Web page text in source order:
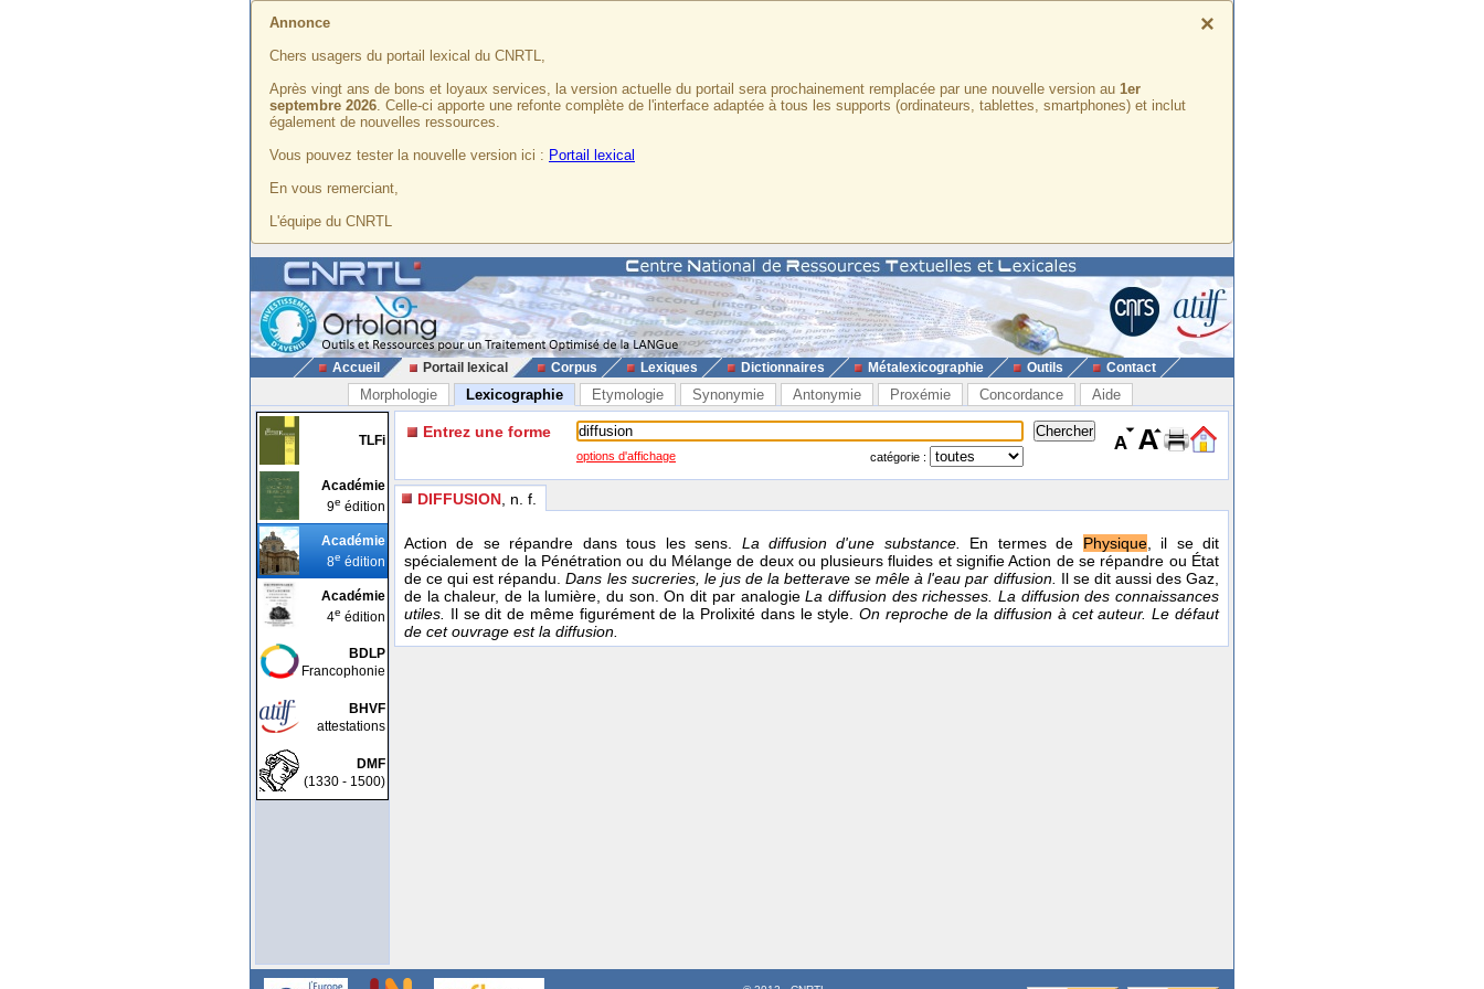
×
Annonce
Chers usagers du portail lexical du CNRTL,
Après vingt ans de bons et loyaux services, la version actuelle du portail sera prochainement remplacée par une nouvelle version au 1er
septembre 2026. Celle-ci apporte une refonte complète de l'interface adaptée à tous les supports (ordinateurs, tablettes, smartphones) et inclut
également de nouvelles ressources.
Vous pouvez tester la nouvelle version ici : Portail lexical
En vous remerciant,
L'équipe du CNRTL
Accueil Portail lexical Corpus Lexiques Dictionnaires Métalexicographie Outils Contact
Morphologie Lexicographie Etymologie Synonymie Antonymie Proxémie Concordance Aide
TLFi
Académie
9e édition
Académie
8e édition
Académie
4e édition
BDLP
Francophonie
BHVF
attestations
DMF
(1330 - 1500)
Entrez une forme
options d'affichage catégorie :
DIFFUSION , n. f.
Action de se répandre dans tous les sens. La diffusion d'une substance. En termes de Physique, il se dit
spécialement de la Pénétration ou du Mélange de deux ou plusieurs fluides et signifie Action de se répandre ou État
de ce qui est répandu.Dans les sucreries, le jus de la betterave se mêle à l'eau par diffusion. Il se dit aussi des Gaz,
de la chaleur, de la lumière, du son. On dit par analogieLa diffusion des richesses. La diffusion des connaissances
utiles. Il se dit de même figurément de la Prolixité dans le style.On reproche de la diffusion à cet auteur. Le défaut
de cet ouvrage est la diffusion.